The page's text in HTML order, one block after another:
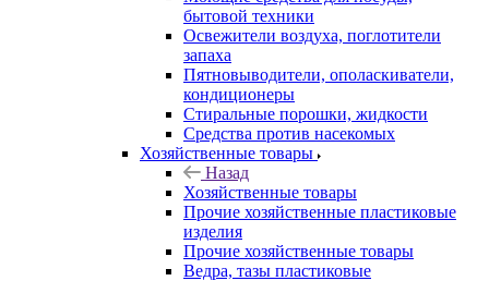
бытовой техники
Освежители воздуха, поглотители
запаха
Пятновыводители, ополаскиватели,
кондиционеры
Стиральные порошки, жидкости
Средства против насекомых
Хозяйственные товары
Назад
Хозяйственные товары
Прочие хозяйственные пластиковые
изделия
Прочие хозяйственные товары
Ведра, тазы пластиковые